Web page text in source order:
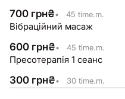
700 грн₴• 45 time.m.
Вібраційний масаж
600 грн₴• 45 time.m.
Пресотерапія 1 сеанс
300 грн₴• 30 time.m.